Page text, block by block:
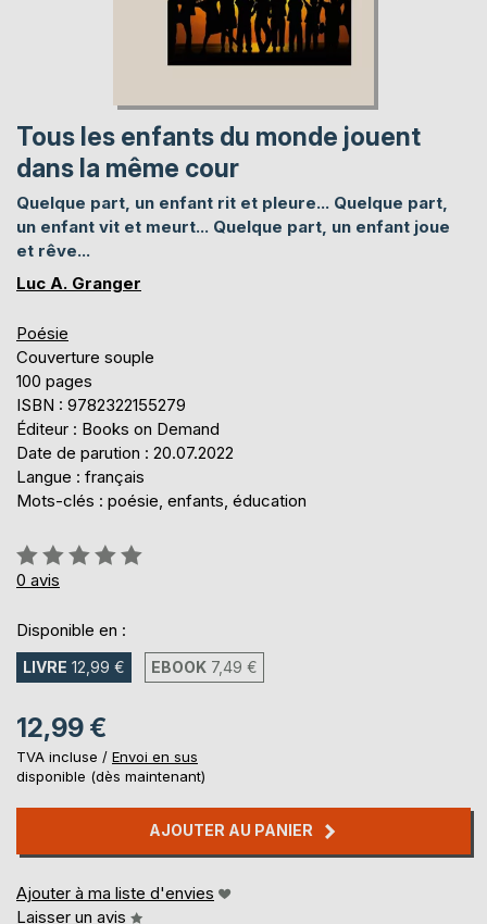
Tous les enfants du monde jouent
dans la même cour
Quelque part, un enfant rit et pleure... Quelque part,
un enfant vit et meurt... Quelque part, un enfant joue
et rêve...
Luc A. Granger
Poésie
Couverture souple
100 pages
ISBN : 9782322155279
Éditeur : Books on Demand
Date de parution : 20.07.2022
Langue : français
Mots-clés : poésie, enfants, éducation
Évaluation:
0%
0 avis
Disponible en :
LIVRE 12,99 € EBOOK 7,49 €
12,99 €
TVA incluse / Envoi en sus
disponible (dès maintenant)
AJOUTER AU PANIER
Ajouter à ma liste d'envies
Laisser un avis